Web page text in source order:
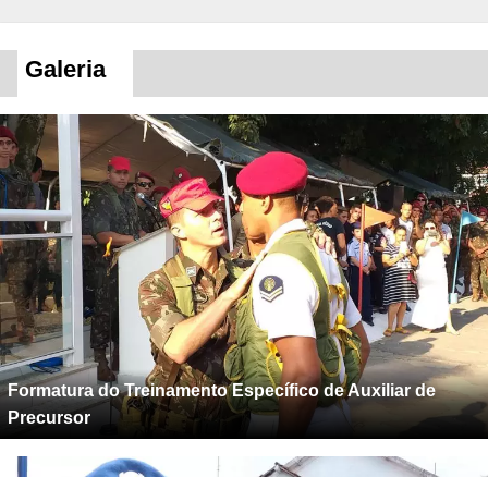
Galeria
Formatura do Treinamento Específico de Auxiliar de
Precursor